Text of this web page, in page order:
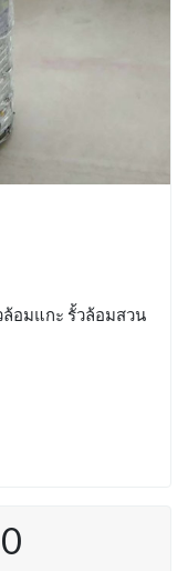
ล้อมแกะ รั้วล้อมสวน